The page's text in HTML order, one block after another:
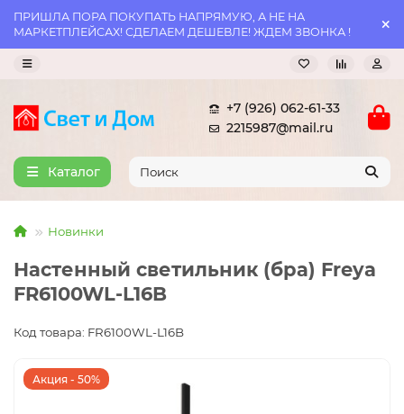
ПРИШЛА ПОРА ПОКУПАТЬ НАПРЯМУЮ, А НЕ НА
МАРКЕТПЛЕЙСАХ! СДЕЛАЕМ ДЕШЕВЛЕ! ЖДЕМ ЗВОНКА !
+7 (926) 062-61-33
2215987@mail.ru
Каталог
Новинки
Настенный светильник (бра) Freya
FR6100WL-L16B
Код товара: FR6100WL-L16B
Акция - 50%